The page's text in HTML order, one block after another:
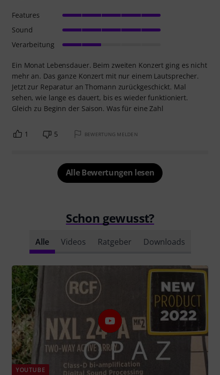
Ein Monat Lebensdauer. Beim zweiten Konzert ging es nicht
mehr an. Das ganze Konzert mit nur einem Lautsprecher.
Jetzt zur Reparatur an Thomann zurückgeschickt. Mal
sehen, wie lange es dauert, bis es wieder funktioniert.
Gleich zu Beginn der Saison. Was für eine Zahl
Features
Sound
Verarbeitung
1 5 BEWERTUNG MELDEN
Alle Bewertungen lesen
Schon gewusst?
Alle Videos Ratgeber Downloads
YOUTUBE